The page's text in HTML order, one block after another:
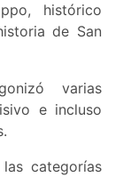
histórico
de San
varias
e incluso
categorías